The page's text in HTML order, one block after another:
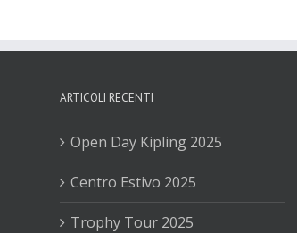
ARTICOLI RECENTI
Open Day Kipling 2025
Centro Estivo 2025
Trophy Tour 2025